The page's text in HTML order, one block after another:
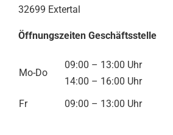
32699 Extertal
Öffnungszeiten Geschäftsstelle
Mo-Do
09:00 – 13:00 Uhr
14:00 – 16:00 Uhr
Fr
09:00 – 13:00 Uhr